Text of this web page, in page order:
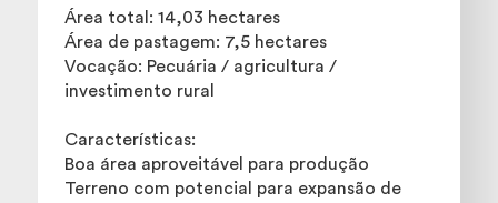
Área total: 14,03 hectares
Área de pastagem: 7,5 hectares
Vocação: Pecuária / agricultura /
investimento rural
Características:
Boa área aproveitável para produção
Terreno com potencial para expansão de